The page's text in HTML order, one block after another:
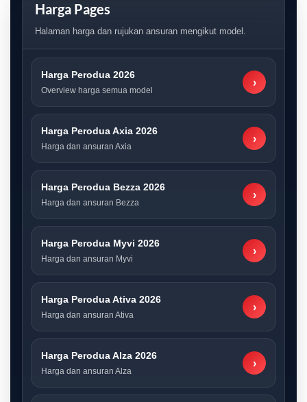
Harga Pages
Halaman harga dan rujukan ansuran mengikut model.
Harga Perodua 2026
Overview harga semua model
›
Harga Perodua Axia 2026
Harga dan ansuran Axia
›
Harga Perodua Bezza 2026
Harga dan ansuran Bezza
›
Harga Perodua Myvi 2026
Harga dan ansuran Myvi
›
Harga Perodua Ativa 2026
Harga dan ansuran Ativa
›
Harga Perodua Alza 2026
Harga dan ansuran Alza
›